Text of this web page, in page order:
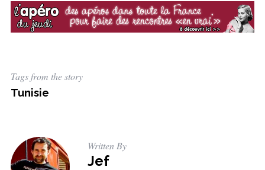
Tags from the story
Tunisie
Written By
Jef